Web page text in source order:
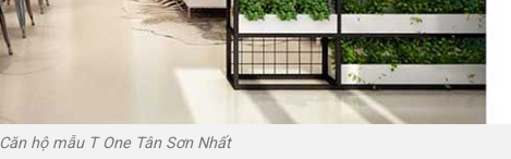
Căn hộ mẫu T One Tân Sơn Nhất